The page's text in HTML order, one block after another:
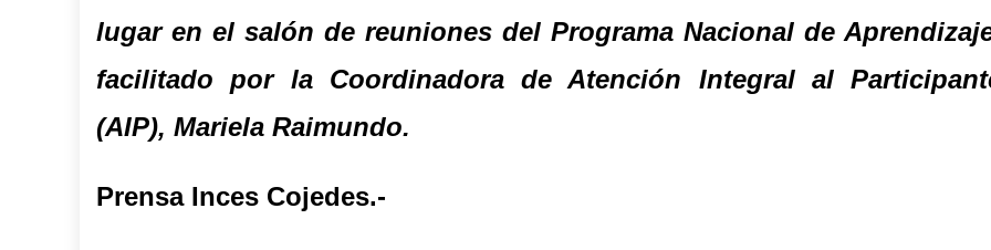
lugar en el salón de reuniones del Programa Nacional de
facilitado por la Coordinadora de Atención Integral al
(AIP), Mariela Raimundo.
Prensa Inces Cojedes.-